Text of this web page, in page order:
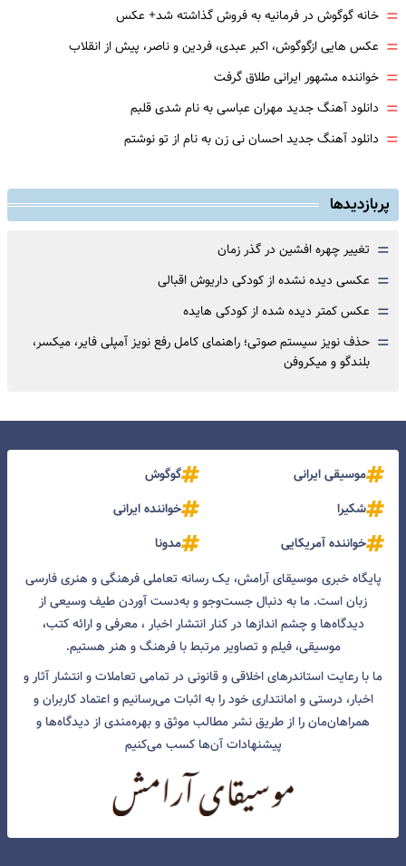
= خانه گوگوش در فرمانیه به فروش گذاشته شد+ عکس
= عکس هایی ازگوگوش، اکبر عبدی، فردین و ناصر، پیش از انقلاب
= خواننده مشهور ایرانی طلاق گرفت
= دانلود آهنگ جدید مهران عباسی به نام شدی قلبم
= دانلود آهنگ جدید احسان نی زن به نام از تو نوشتم
پربازدیدها
= تغییر چهره افشین در گذر زمان
= عکسی دیده نشده از کودکی داریوش اقبالی
= عکس کمتر دیده شده از کودکی هایده
= حذف نویز سیستم صوتی؛ راهنمای کامل رفع نویز آمپلی فایر، میکسر،
بلندگو و میکروفن
موسیقی ایرانی
گوگوش
شکیرا
خواننده ایرانی
خواننده آمریکایی
مدونا
پایگاه خبری موسیقای آرامش، یک رسانه تعاملی فرهنگی و هنری فارسی
زبان است. ما به دنبال جست‌و‌جو و به‌دست آوردن طیف وسیعی از
دیدگاه‌ها و چشم انداز‌ها در کنار انتشار اخبار ، معرفی و ارائه کتب،
موسیقی، فیلم و تصاویر مرتبط با فرهنگ و هنر هستیم.
ما با رعایت استاندرهای اخلاقی و قانونی در تمامی تعاملات و انتشار آثار و
اخبار، درستی و امانتداری خود را به اثبات می‌رسانیم و اعتماد کاربران و
همراهان‌مان را از طریق نشر مطالب موثق و بهره‌مندی از دیدگاه‌ها و
پیشنهادات آن‌ها کسب می‌کنیم